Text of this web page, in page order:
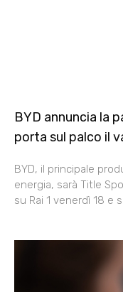
BYD annuncia la
porta sul palco il
BYD, il principale
energia, sarà Title
su Rai 1 venerdì 18 e